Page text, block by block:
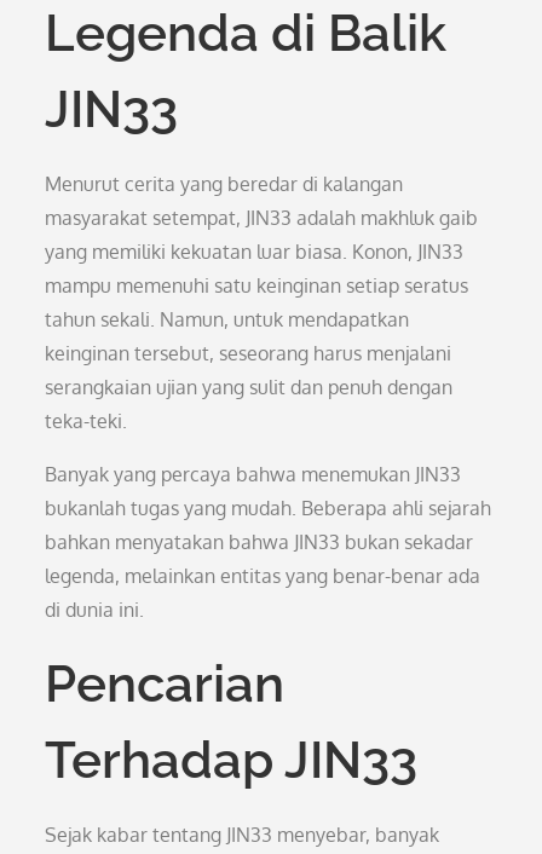
Legenda di Balik
JIN33
Menurut cerita yang beredar di kalangan
masyarakat setempat, JIN33 adalah makhluk gaib
yang memiliki kekuatan luar biasa. Konon, JIN33
mampu memenuhi satu keinginan setiap seratus
tahun sekali. Namun, untuk mendapatkan
keinginan tersebut, seseorang harus menjalani
serangkaian ujian yang sulit dan penuh dengan
teka-teki.
Banyak yang percaya bahwa menemukan JIN33
bukanlah tugas yang mudah. Beberapa ahli sejarah
bahkan menyatakan bahwa JIN33 bukan sekadar
legenda, melainkan entitas yang benar-benar ada
di dunia ini.
Pencarian
Terhadap JIN33
Sejak kabar tentang JIN33 menyebar, banyak